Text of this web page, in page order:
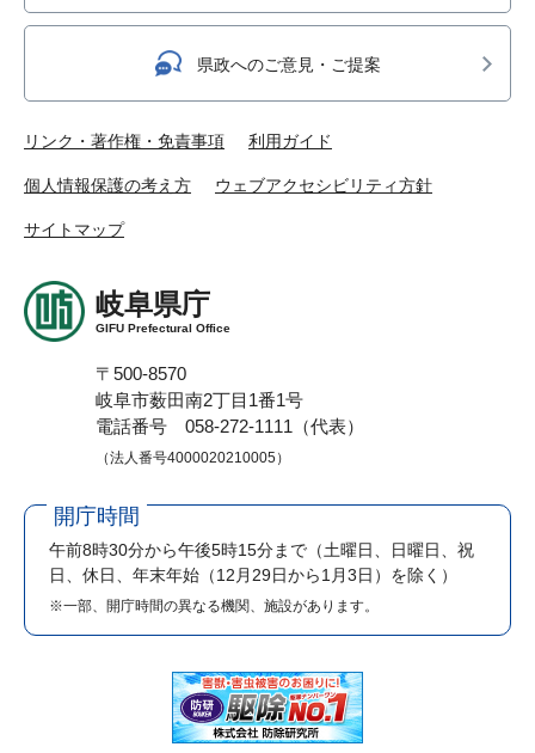
県政へのご意見・ご提案
リンク・著作権・免責事項 利用ガイド
個人情報保護の考え方 ウェブアクセシビリティ方針
サイトマップ
岐阜県庁
GIFU Prefectural Office
〒500-8570
岐阜市薮田南2丁目1番1号
電話番号 058-272-1111（代表）
（法人番号4000020210005）
開庁時間
午前8時30分から午後5時15分まで （土曜日、日曜日、祝
日、休日、年末年始（12月29日から1月3日）を除く）
※一部、開庁時間の異なる機関、施設があります。